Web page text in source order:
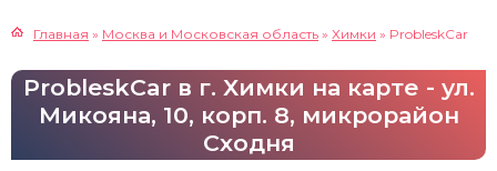
Главная » Москва и Московская область » Химки » ProbleskCar
ProbleskCar в г. Химки на карте - ул.
Микояна, 10, корп. 8, микрорайон
Сходня